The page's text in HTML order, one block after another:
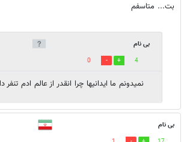
بت... متاسفم
بی نام
4
0
نمیدونم ما ایدانیها چرا انقدر از عالم ادم تنفر
بی نام